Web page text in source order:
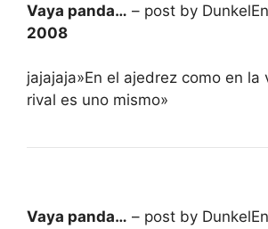
Vaya panda… – post by
2008
jajajaja»En el ajedrez como en la
rival es uno mismo»
Vaya panda… – post by